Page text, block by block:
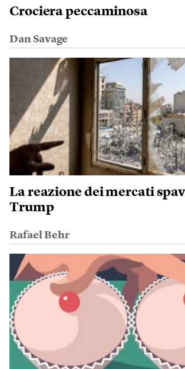
Crociera peccaminosa
Dan Savage
La reazione dei mercati
Trump
Rafael Behr